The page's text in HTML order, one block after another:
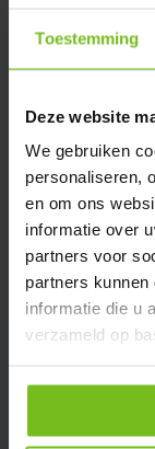
Toestemming
Deze website
We gebruiken
personaliseren,
en om ons
informatie over
partners voor
partners
informatie die u
verzameld op
Specificaties
Reviews
Delen